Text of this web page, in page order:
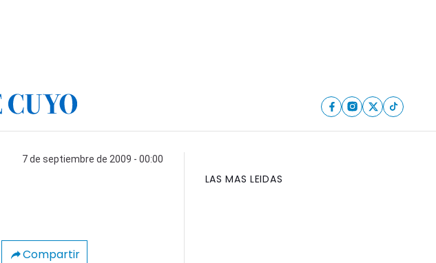
7 de septiembre de 2009 - 00:00
Compartir
LAS MAS LEIDAS